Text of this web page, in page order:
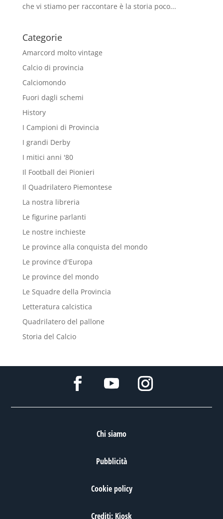
che vi stiamo per raccontare è la storia poco...
Categorie
Amarcord molto vintage
Calcio di provincia
Calciomondo
Fuori dagli schemi
History
I Campioni di Provincia
I grandi Derby
I mitici anni '80
Il Football dei Pionieri
Il Quadrilatero Piemontese
La nostra libreria
Le figurine parlanti
Le nostre inchieste
Le province alla conquista del mondo
Le province d'Europa
Le province del mondo
Le Squadre della Provincia
Letteratura calcistica
Quadrilatero del pallone
Storia del Calcio
Chi siamo
Pubblicità
Cookie policy
Crediti: Kiosk